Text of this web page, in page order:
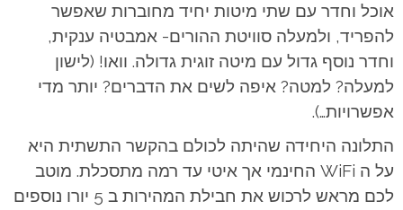
אוכל וחדר עם שתי מיטות יחיד מחוברות שאפשר
להפריד, ולמעלה סוויטת ההורים- אמבטיה ענקית,
וחדר נוסף גדול עם מיטה זוגית גדולה. וואו! (לישון
למעלה? למטה? איפה לשים את הדברים? יותר מדי
אפשרויות…).
התלונה היחידה שהיתה לכולם בהקשר התשתית היא
על ה WiFi החינמי אך איטי עד רמה מתסכלת. מוטב
לכם מראש לרכוש את חבילת המהירות ב 5 יורו נוספים